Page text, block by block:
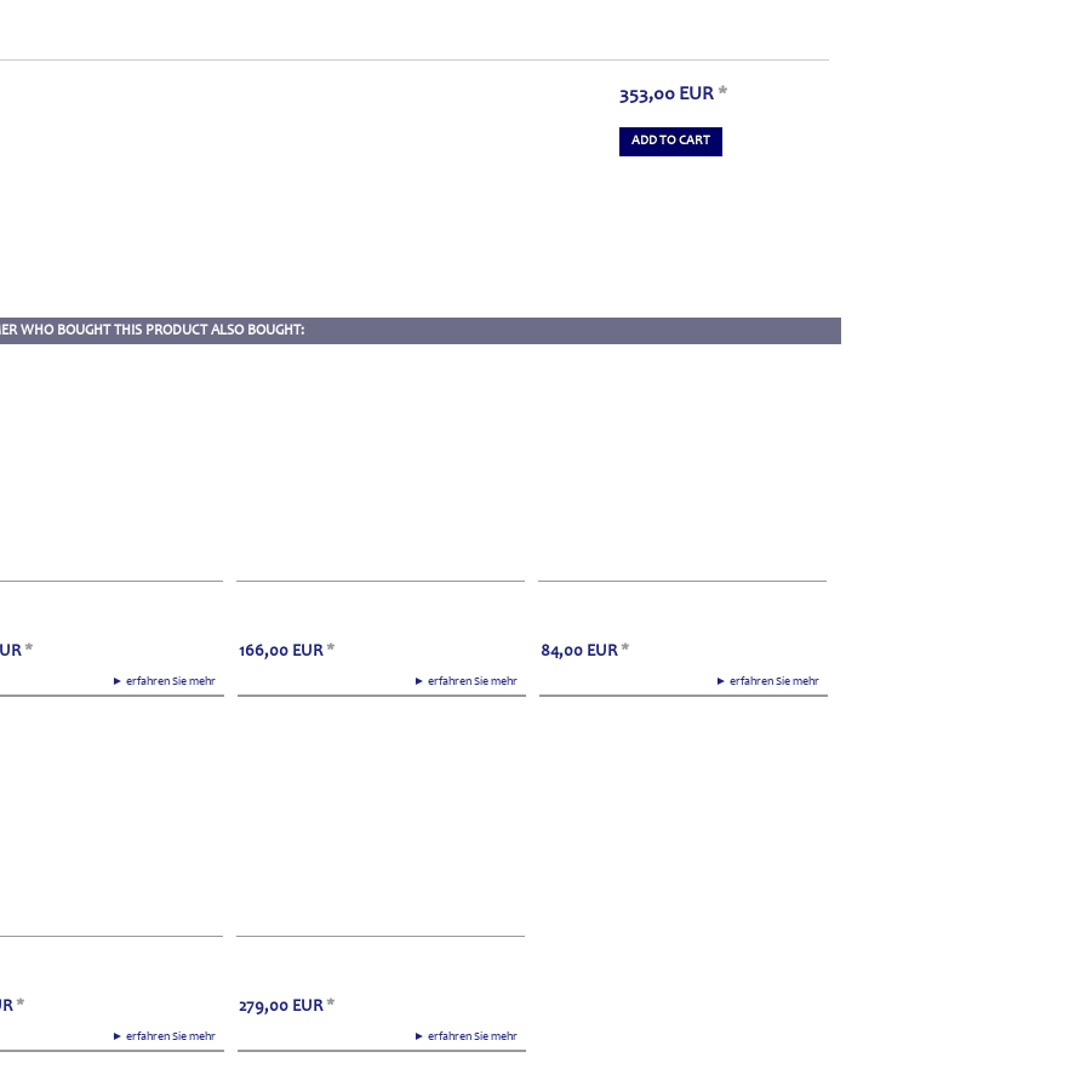
353,00 EUR *
ADD TO CART
WHO BOUGHT THIS PRODUCT ALSO BOUGHT:
► erfahren Sie mehr
*
► erfahren Sie mehr
166,00 EUR *
► erfahren Sie mehr
84,00 EUR *
► erfahren Sie mehr
*
► erfahren Sie mehr
279,00 EUR *